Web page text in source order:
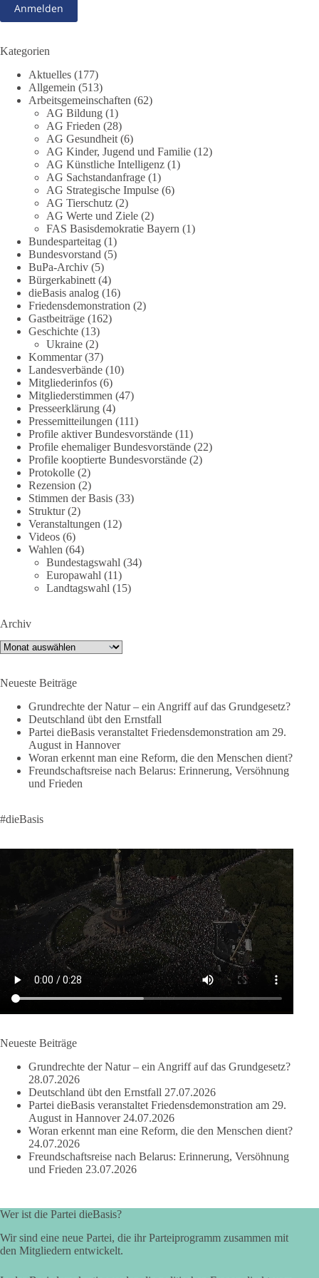
Folgen für Kinder, Familien, Unternehmen und das Vertrauen
in unseren Rechtsstaat?
🟩🟩🟦🟦🟥🟥🟧🟧
Eine demokratische Gesellschaft lebt nicht davon, unbequeme
Fragen zu vermeiden. Sie lebt davon, Fragen offen zu stellen
und transparent zu beantworten.
dieBasis fordert deshalb weiterhin eine unabhängige,
vollständige und transparente Aufarbeitung der Corona-Politik.
Ohne Denkverbote, ohne Vorverurteilungen und ohne Tabus.
Quellen:
https://apnews.com/article/fauci-diaries-covid-origins-
rand-paul-6b25da9f75a0becbaf2886ab22643e67
https://www.tichyseinblick.de/kolumnen/aus-aller-welt/usa-
tagebuch-fauci-corona-impfung/
#dieBasis #Corona #Aufarbeitung
#Vertrauen
36 60
DieBasis
1 Tag zuvor
🕊 Wir wollen den Krieg mit Russland nicht!
Am 20. Juni 2026 fand in Berlin am Brandenburger Tor die
Demonstration mit dem Motto „Russland ist nicht unser
Feind“ statt.
Hier ein Auszug aus der Rede von der
Bundestagsabgeordneten Sevim Dağdelen (BSW).
„Wir müssen Nein sagen zu diesem stinkenden
Revanchismus!“
si=2b_C6GgNY9EB-rXw
❤️ Wir freuen uns über deine Unterstützung:
https://diebasis.de/spenden/
#dieBasis #frieden #russandistnichtunserFeind #friedenspartei
377 168
Wusstest du, dass ein guter Antrag nicht besser oder schlechter
wird, nur weil er von einer bestimmten Partei kommt?
Sachsen-Anhalt braucht Lösungen für Schule, Pflege,
Wirtschaft, Infrastruktur und die Kommunen. Diese Probleme
werden nicht kleiner, wenn im Landtag zuerst auf Parteifarbe
und erst danach auf den Inhalt geschaut wird.
🟩🟩🟦🟦🟥🟥🟧🟧
und den Menschen wirklich nützt.
wenn er Sachsen-Anhalt nicht weiterbringt.
💬 Was ist dir wichtiger: der Absender eines Antrags oder das
Ergebnis für Sachsen-Anhalt?
#dieBasis #sachsenanhalt
👉 Folgen:
24 6 2 Auf Facebook ansehen
Kategorien
Aktuelles (177)
Allgemein (513)
Arbeitsgemeinschaften (62)
AG Bildung (1)
AG Frieden (28)
AG Gesundheit (6)
AG Kinder, Jugend und Familie (12)
AG Künstliche Intelligenz (1)
AG Sachstandanfrage (1)
AG Strategische Impulse (6)
AG Tierschutz (2)
AG Werte und Ziele (2)
FAS Basisdemokratie Bayern (1)
Bundesparteitag (1)
Bundesvorstand (5)
BuPa-Archiv (5)
Bürgerkabinett (4)
dieBasis analog (16)
Friedensdemonstration (2)
Gastbeiträge (162)
Geschichte (13)
Ukraine (2)
Kommentar(37)
Landesverbände (10)
Mitgliederinfos (6)
Mitgliederstimmen (47)
Presseerklärung (4)
Pressemitteilungen (111)
Profile aktiver Bundesvorstände (11)
Profile ehemaliger Bundesvorstände (22)
Profile kooptierte Bundesvorstände (2)
Protokolle (2)
Rezension (2)
Stimmen der Basis (33)
Struktur(2)
Veranstaltungen (12)
Videos (6)
Wahlen (64)
Bundestagswahl (34)
Europawahl (11)
Landtagswahl (15)
Archiv
Archiv
Neueste Beiträge
Grundrechte der Natur – ein Angriff auf das Grundgesetz?
Deutschland übt den Ernstfall
Partei dieBasis veranstaltet Friedensdemonstration am 29.
August in Hannover
Woran erkennt man eine Reform, die den Menschen dient?
Freundschaftsreise nach Belarus: Erinnerung, Versöhnung
und Frieden
#dieBasis
Neueste Beiträge
Grundrechte der Natur – ein Angriff auf das Grundgesetz?
28.07.2026
Deutschland übt den Ernstfall 27.07.2026
Partei dieBasis veranstaltet Friedensdemonstration am 29.
August in Hannover 24.07.2026
Woran erkennt man eine Reform, die den Menschen dient?
24.07.2026
Freundschaftsreise nach Belarus: Erinnerung, Versöhnung
und Frieden 23.07.2026
Wer ist die Partei dieBasis?
Wir sind eine neue Partei, die ihr Parteiprogramm zusammen mit
den Mitgliedern entwickelt.